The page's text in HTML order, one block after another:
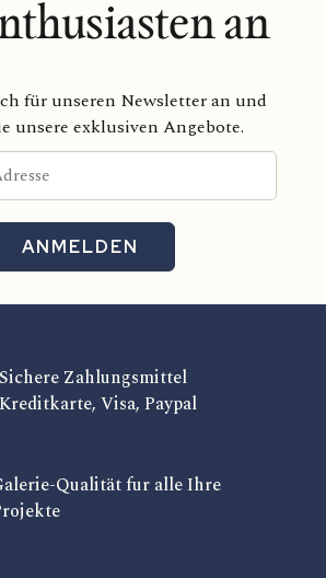
an
für unseren Newsletter an und
unsere exklusiven Angebote.
ANMELDEN
Sichere Zahlungsmittel
Kreditkarte, Visa, Paypal
Qualität fur alle Ihre